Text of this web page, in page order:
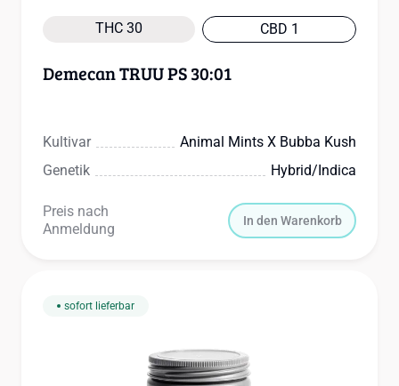
THC 30 CBD 1
Demecan TRUU PS 30:01
Kultivar
Animal Mints X Bubba Kush
Genetik
Hybrid/indica
Preis nach
Anmeldung
In den Warenkorb
sofort lieferbar